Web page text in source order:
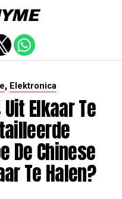
, Elektronica
Elkaar Te
De Chinese
Te Halen?